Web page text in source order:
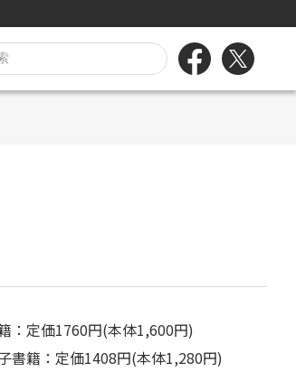
：定価1760円(本体1,600円)
書籍：定価1408円(本体1,280円)